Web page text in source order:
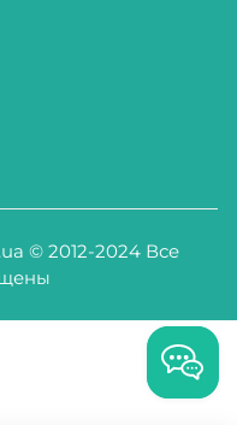
© 2012-2024 Все